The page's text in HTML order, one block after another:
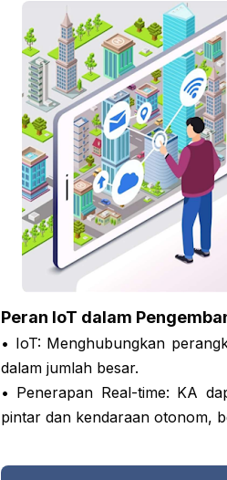
Peran IoT dalam
• IoT: Menghubungkan
dalam jumlah besar.
• Penerapan Real-time: KA
pintar dan kendaraan otonom,